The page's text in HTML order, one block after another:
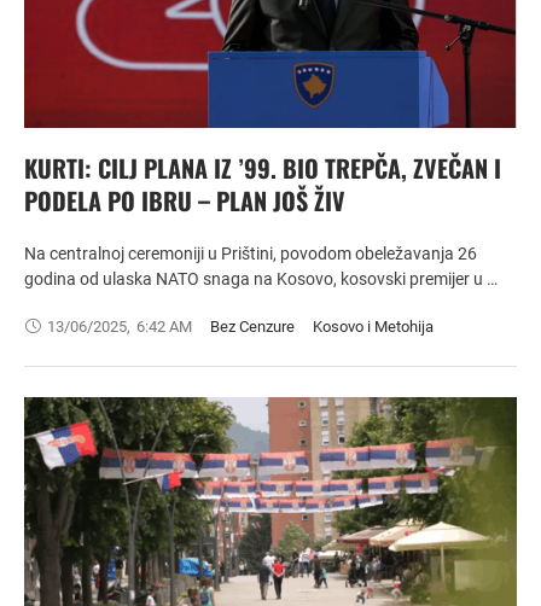
KURTI: CILJ PLANA IZ ’99. BIO TREPČA, ZVEČAN I
PODELA PO IBRU – PLAN JOŠ ŽIV
Na centralnoj ceremoniji u Prištini, povodom obeležavanja 26
godina od ulaska NATO snaga na Kosovo, kosovski premijer u …
13/06/2025, 6:42 AM Bez Cenzure Kosovo i Metohija